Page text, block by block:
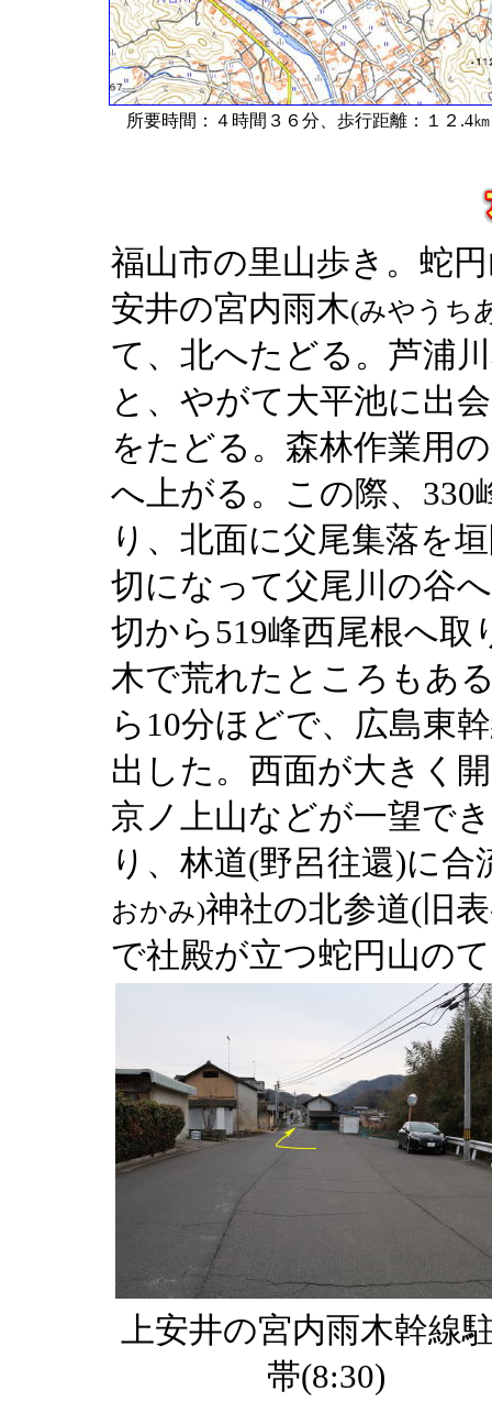
所要時間：４時間３６分、歩行距離：１２.4㎞
福山市の里山歩き。蛇
安井の宮内雨木(みやうち
て、北へたどる。芦浦
と、やがて大平池に出
をたどる。森林作業用
へ上がる。この際、
り、北面に父尾集落を
切になって父尾川の谷
切から519峰西尾根へ
木で荒れたところもあ
ら10分ほどで、広島東
出した。西面が大きく
京ノ上山などが一望で
り、林道(野呂往還)に
おかみ)神社の北参道(旧
で社殿が立つ蛇円山の
上安井の宮内雨木幹線
帯(8:30)